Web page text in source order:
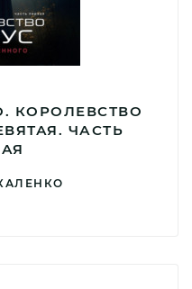
КОРОЛЕВСТВО
ЧАСТЬ